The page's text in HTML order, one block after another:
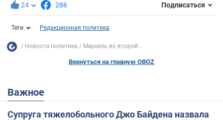
24 286 Подписаться
Теги Редакционная политика
Новости политики Меркель во второй...
Вернуться на главную OBOZ
Важное
Супруга тяжелобольного Джо Байдена назвала